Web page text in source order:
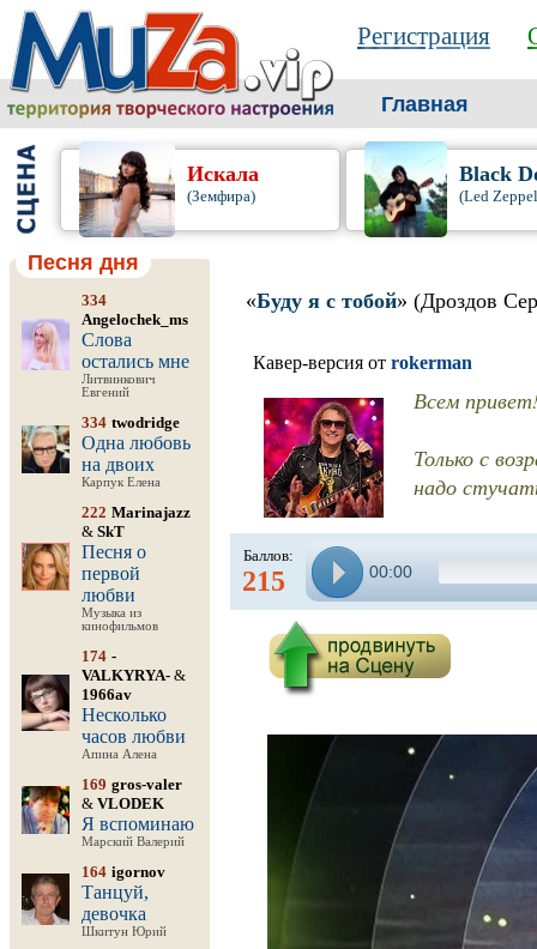
Регистрация
Главная
Искала
(Земфира)
Black
(Led
Песня дня
334
Angelochek_ms
Слова
остались мне
Литвинкович
Евгений
334 twodridge
Одна любовь
на двоих
Карпук Елена
222 Marinajazz
& SkT
Песня о
первой
любви
Музыка из
кинофильмов
174 -
VALKYRYA- &
1966av
Несколько
часов любви
Апина Алена
169 gros-valer
& VLODEK
Я вспоминаю
Марский Валерий
164 igornov
Танцуй,
девочка
Шкитун Юрий
«Буду я с тобой» (Дроздов
Кавер-версия от rokerman
Всем
Только с
надо
Баллов:
215 00:00